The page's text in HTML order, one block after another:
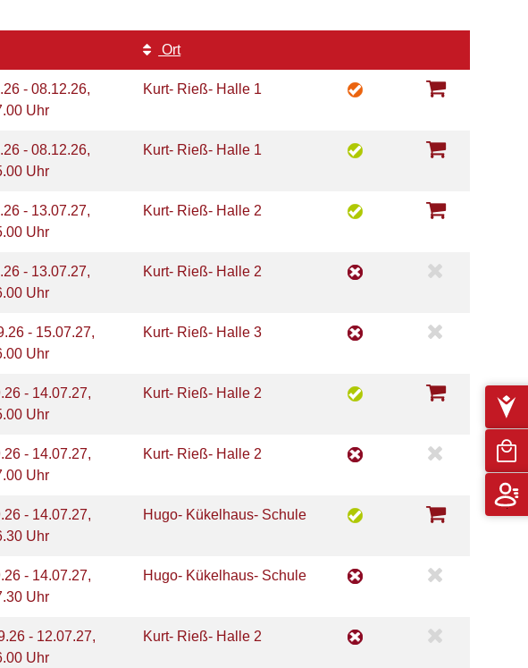
Ort
- 08.12.26,
Uhr
Kurt- Rieß- Halle 1
- 08.12.26,
Uhr
Kurt- Rieß- Halle 1
- 13.07.27,
Uhr
Kurt- Rieß- Halle 2
- 13.07.27,
Uhr
Kurt- Rieß- Halle 2
- 15.07.27,
Uhr
Kurt- Rieß- Halle 3
- 14.07.27,
Uhr
Kurt- Rieß- Halle 2
- 14.07.27,
Uhr
Kurt- Rieß- Halle 2
- 14.07.27,
Uhr
Hugo- Kükelhaus- Schule
- 14.07.27,
Uhr
Hugo- Kükelhaus- Schule
- 12.07.27,
Uhr
Kurt- Rieß- Halle 2